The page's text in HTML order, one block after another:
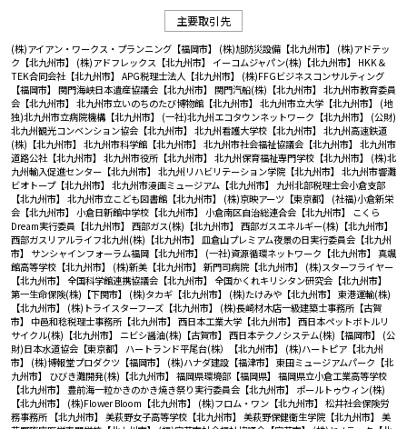
主要取引先
(株)アイアン・ワークス・プランニング【福岡市】 (株)旭防災設備【北九州市】 (株)アドテッ
ク【北九州市】 (株)アドフレックス【北九州市】 イーコムジャパン(株)【北九州市】 HKK＆
TEK合同会社【北九州市】 APG税理士法人【北九州市】 (株)FFGビジネスコンサルティング
【福岡市】 関門海峡日本遺産協議会【北九州市】 関門汽船(株)【北九州市】 北九州市教育委員
会【北九州市】 北九州市立いのちのたび博物館【北九州市】 北九州市立大学【北九州市】 (地
独)北九州市立病院機構【北九州市】 (一社)北九州エコタウンネットワーク【北九州市】 (公財)
北九州観光コンベンション協会【北九州市】 北九州看護大学校【北九州市】 北九州高速鉄道
(株)【北九州市】 北九州市科学館【北九州市】 北九州市社会福祉協議会【北九州市】 北九州市
道路公社【北九州市】 北九州市役所【北九州市】 北九州保育福祉専門学校【北九州市】 (株)北
九州輸入促進センター【北九州市】 北九州リハビリテーション学院【北九州市】 北九州市響灘
ビオトープ【北九州市】 北九州市漫画ミュージアム【北九州市】 九州北部税理士会小倉支部
【北九州市】 北九州市立こども図書館【北九州市】 (株)京映アーツ【東京都】 (社福)小倉新栄
会【北九州市】 小倉日新館中学校【北九州市】 小倉南区自治総連合会【北九州市】
こくら
Dream実行委員【北九州市】 西部ガス(株)【北九州市】 西部ガスエネルギー(株)【北九州市】
西部ガスリアルライフ北九州(株)【北九州市】 皿倉山プレミアム夜景の日実行委員会【北九州
市】 サンシャインフォーラム福岡【北九州市】 (一社)資源循環ネットワーク【北九州市】 真颯
館高等学校【北九州市】 (株)新美【北九州市】 新門司病院【北九州市】 (株)スターフライヤー
【北九州市】 全国科学館連携協議会【北九州市】 全国かくれキリシタン研究会【北九州市】
第一生命保険(株)【下関市】 (株)タカギ【北九州市】 (株)たけみや【北九州市】 東港運輸(株)
【北九州市】 (株)トライスターフーズ【北九州市】 (株)長崎材木店一級建築士事務所【古賀
市】 中邑和稔税理士事務所【北九州市】 西日本工業大学【北九州市】 西日本ペットボトルリ
サイクル(株)【北九州市】 ニビシ醤油(株)【古賀市】 西日本テクノシステム(株)【福岡市】 (公
財)日本水道協会【東京都】 ハートランド平尾台(株）【北九州市】 (株)ハートピア【北九州
市】 (株)博報堂プロダクツ【福岡市】 (株)ハナダ建設【福津市】 東田ミュージアムパーク【北
九州市】 ひびき灘開発(株)【北九州市】 福岡県環境部【福岡県】 福岡県立小倉工業高等学校
【北九州市】 豊前海一粒かきのかき焼き祭り実行委員会【北九州市】 ポールトゥウィン(株)
【北九州市】 (株)Flower Bloom【北九州市】 (株)フロム・ワン【北九州市】 松井社会保険労
務事務所 【北九州市】 美萩野女子高等学校【北九州市】 美萩野保健衛生学院【北九州市】 美